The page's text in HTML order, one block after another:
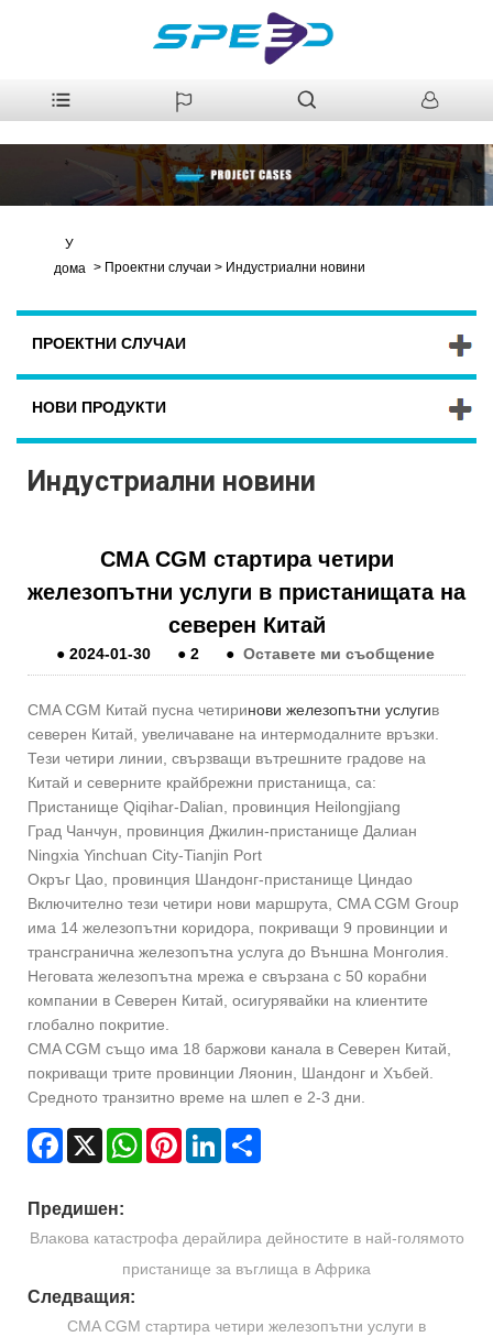
У
дома > Проектни случаи > Индустриални новини
ПРОЕКТНИ СЛУЧАИ
НОВИ ПРОДУКТИ
Индустриални новини
CMA CGM стартира четири
железопътни услуги в пристанищата на
северен Китай
●2024-01-30 ●2 ● Оставете ми съобщение
CMA CGM Китай пусна четиринови железопътни услугив
северен Китай, увеличаване на интермодалните връзки.
Тези четири линии, свързващи вътрешните градове на
Китай и северните крайбрежни пристанища, са:
Пристанище Qiqihar-Dalian, провинция Heilongjiang
Град Чанчун, провинция Джилин-пристанище Далиан
Ningxia Yinchuan City-Tianjin Port
Окръг Цао, провинция Шандонг-пристанище Циндао
Включително тези четири нови маршрута, CMA CGM Group
има 14 железопътни коридора, покриващи 9 провинции и
трансгранична железопътна услуга до Външна Монголия.
Неговата железопътна мрежа е свързана с 50 корабни
компании в Северен Китай, осигурявайки на клиентите
глобално покритие.
CMA CGM също има 18 баржови канала в Северен Китай,
покриващи трите провинции Ляонин, Шандонг и Хъбей.
Средното транзитно време на шлеп е 2-3 дни.
Facebook
X WhatsAppPinterestLinkedIn
Предишен:
Влакова катастрофа дерайлира дейностите в най-голямото
пристанище за въглища в Африка
Следващия:
CMA CGM стартира четири железопътни услуги в